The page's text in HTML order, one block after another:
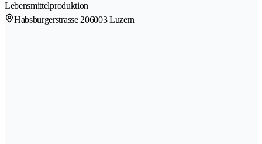
Lebensmittelproduktion
Habsburgerstrasse 206003 Luzern